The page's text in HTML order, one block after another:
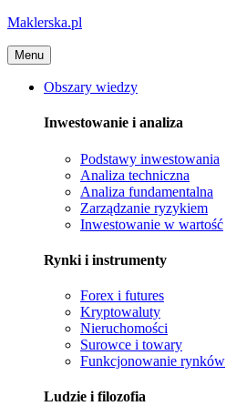
Maklerska.pl
Menu
Obszary wiedzy
Inwestowanie i analiza
Podstawy inwestowania
Analiza techniczna
Analiza fundamentalna
Zarządzanie ryzykiem
Inwestowanie w wartość
Rynki i instrumenty
Forex i futures
Kryptowaluty
Nieruchomości
Surowce i towary
Funkcjonowanie rynków
Ludzie i filozofia